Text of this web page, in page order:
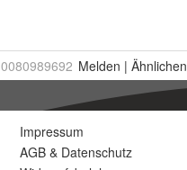
0080989692 Melden | Ähnlichen
Impressum
AGB & Datenschutz